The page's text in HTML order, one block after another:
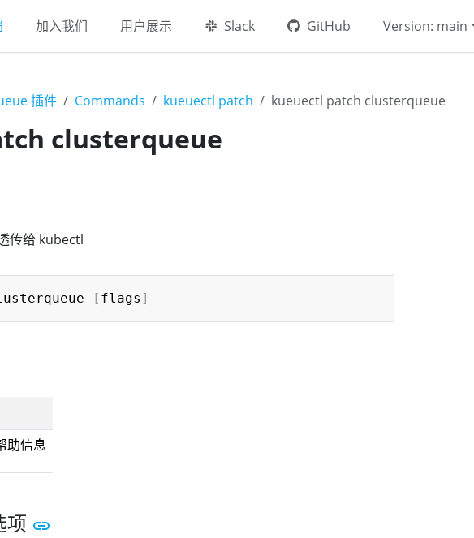
加入我们 用户展示 Slack GitHub Version: main
插件 Commands kueuectl patch kueuectl patch clusterqueue
clusterqueue
传给 kubectl
[ flags ]
助信息
项